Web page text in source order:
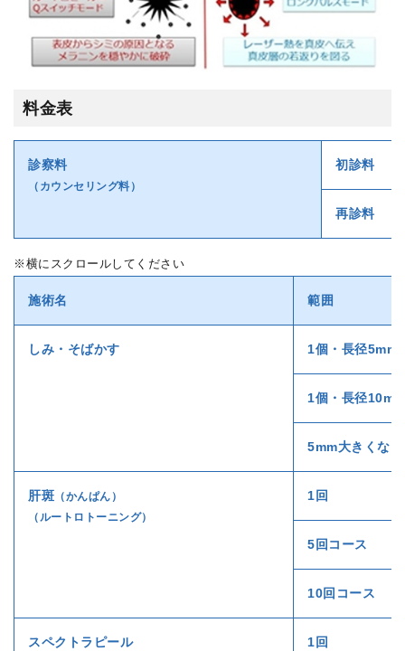
料金表
診察料
（カウンセリング料）
初診料
再診料
※横にスクロールしてください
施術名 範囲
しみ・そばかす 1個・長径5mm
1個・長径
5mm大きくな
肝斑 （かんぱん）
（ルートロトーニング）
1回
5回コース
10回コース
スペクトラピール 1回